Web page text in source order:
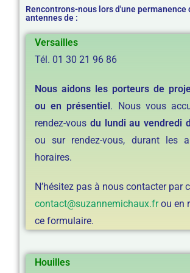
Rencontrons-nous lors d'une permanence
antennes de :
Versailles
Tél. 01 30 21 96 86
Nous aidons les porteurs de
ou en présentiel. Nous vous
rendez-vousdu lundi au vendredi
ou sur rendez-vous, durant les
horaires.
N’hésitez pas à nous contacter par
contact@suzannemichaux.frou en
ce formulaire.
Houilles